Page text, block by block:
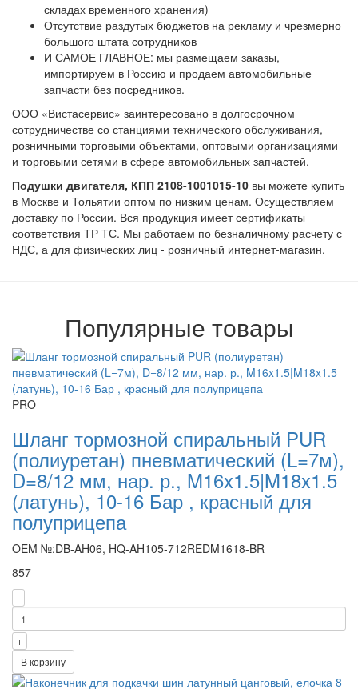
складах временного хранения)
Отсутствие раздутых бюджетов на рекламу и чрезмерно
большого штата сотрудников
И САМОЕ ГЛАВНОЕ: мы размещаем заказы,
импортируем в Россию и продаем автомобильные
запчасти без посредников.
ООО «Вистасервис» заинтересовано в долгосрочном
сотрудничестве со станциями технического обслуживания,
розничными торговыми объектами, оптовыми организациями
и торговыми сетями в сфере автомобильных запчастей.
Подушки двигателя, КПП 2108-1001015-10 вы можете купить
в Москве и Тольятии оптом по низким ценам. Осуществляем
доставку по России. Вся продукция имеет сертификаты
соответствия ТР ТС. Мы работаем по безналичному расчету с
НДС, а для физических лиц - розничный интернет-магазин.
Популярные товары
PRO
Шланг тормозной спиральный PUR
(полиуретан) пневматический (L=7м),
D=8/12 мм, нар. р., M16x1.5|M18x1.5
(латунь), 10-16 Бар , красный для
полуприцепа
OEM №:DB-AH06, HQ-AH105-712REDM1618-BR
857
-
+
В корзину